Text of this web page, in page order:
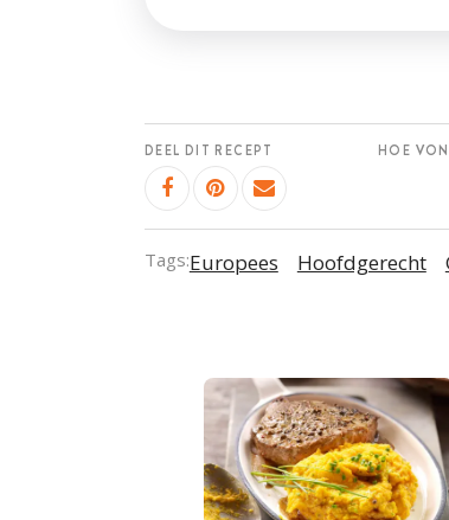
DEEL DIT RECEPT HOE
Tags:Europees Hoofdgerecht